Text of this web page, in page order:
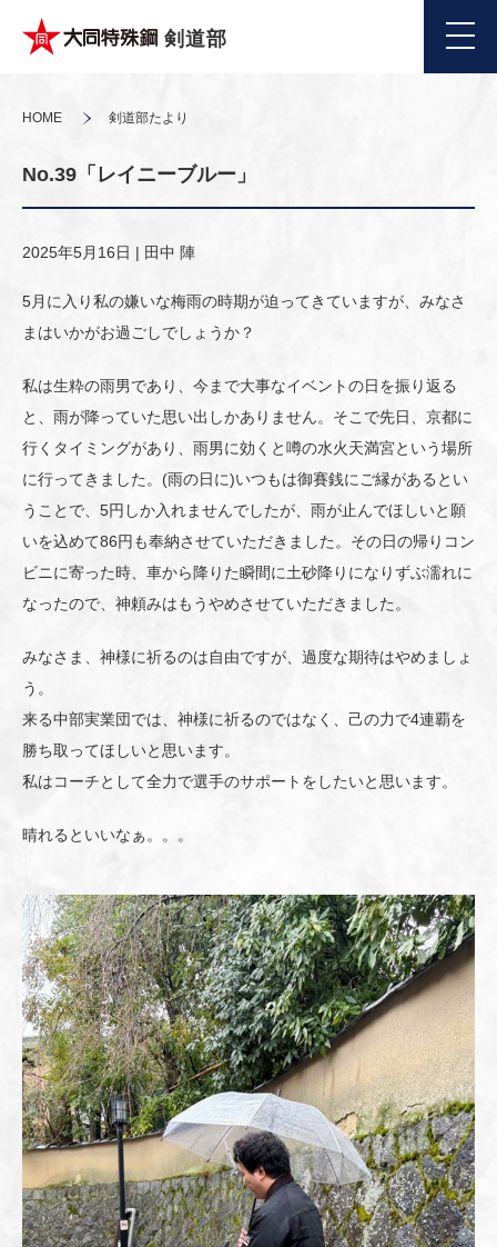
剣道部
HOME 剣道部たより
No.39「レイニーブルー」
2025年5月16日 | 田中 陣
5月に入り私の嫌いな梅雨の時期が迫ってきていますが、みなさ
まはいかがお過ごしでしょうか？
私は生粋の雨男であり、今まで大事なイベントの日を振り返る
と、雨が降っていた思い出しかありません。そこで先日、京都に
行くタイミングがあり、雨男に効くと噂の水火天満宮という場所
に行ってきました。(雨の日に)いつもは御賽銭にご縁があるとい
うことで、5円しか入れませんでしたが、雨が止んでほしいと願
いを込めて86円も奉納させていただきました。その日の帰りコン
ビニに寄った時、車から降りた瞬間に土砂降りになりずぶ濡れに
なったので、神頼みはもうやめさせていただきました。
みなさま、神様に祈るのは自由ですが、過度な期待はやめましょ
う。
来る中部実業団では、神様に祈るのではなく、己の力で4連覇を
勝ち取ってほしいと思います。
私はコーチとして全力で選手のサポートをしたいと思います。
晴れるといいなぁ。。。